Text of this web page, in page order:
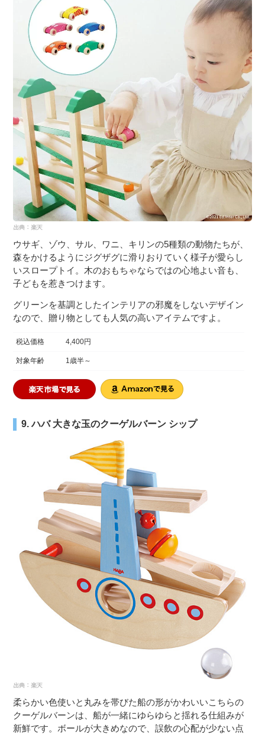
ウサギ、ゾウ、サル、ワニ、キリンの5種類の動物たちが、
森をかけるようにジグザグに滑りおりていく様子が愛らし
いスロープトイ。木のおもちゃならではの心地よい音も、
子どもを惹きつけます。
グリーンを基調としたインテリアの邪魔をしないデザイン
なので、贈り物としても人気の高いアイテムですよ。
税込価格 4,400円
対象年齢 1歳半～
9. ハバ 大きな玉のクーゲルバーン シップ
柔らかい色使いと丸みを帯びた船の形がかわいいこちらの
クーゲルバーンは、船が一緒にゆらゆらと揺れる仕組みが
新鮮です。ボールが大きめなので、誤飲の心配が少ない点